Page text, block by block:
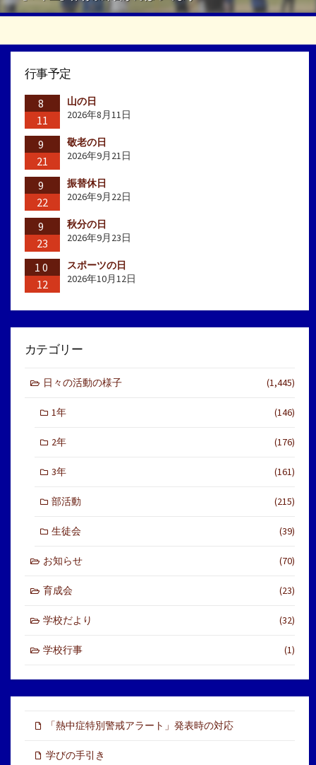
行事予定
8
11
山の日
2026年8月11日
9
21
敬老の日
2026年9月21日
9
22
振替休日
2026年9月22日
9
23
秋分の日
2026年9月23日
10
12
スポーツの日
2026年10月12日
カテゴリー
日々の活動の様子 (1,445)
1年 (146)
2年 (176)
3年 (161)
部活動 (215)
生徒会 (39)
お知らせ (70)
育成会 (23)
学校だより (32)
学校行事 (1)
「熱中症特別警戒アラート」発表時の対応
学びの手引き